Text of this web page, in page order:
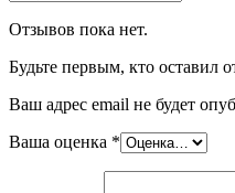
Отзывов пока нет.
Будьте первым, кто оставил
Ваш адрес email не будет
Ваша оценка *